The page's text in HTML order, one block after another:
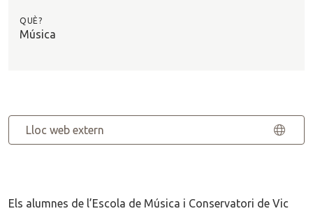
QUÈ?
Música
Lloc web extern
Els alumnes de l’Escola de Música i Conservatori de Vic